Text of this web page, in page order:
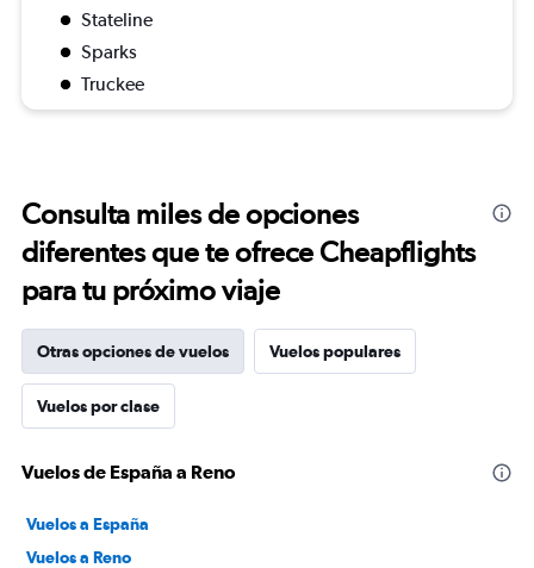
Stateline
Sparks
Truckee
Consulta miles de opciones
diferentes que te ofrece Cheapflights
para tu próximo viaje
Otras opciones de vuelos Vuelos populares
Vuelos por clase
Vuelos de España a Reno
Vuelos a España
Vuelos a Reno